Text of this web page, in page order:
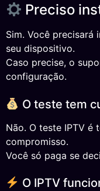
Preciso
Sim. Você precisará
seu dispositivo.
Caso precise, o
configuração.
O teste tem
Não. O teste IPTV é
compromisso.
Você só paga se
O IPTV